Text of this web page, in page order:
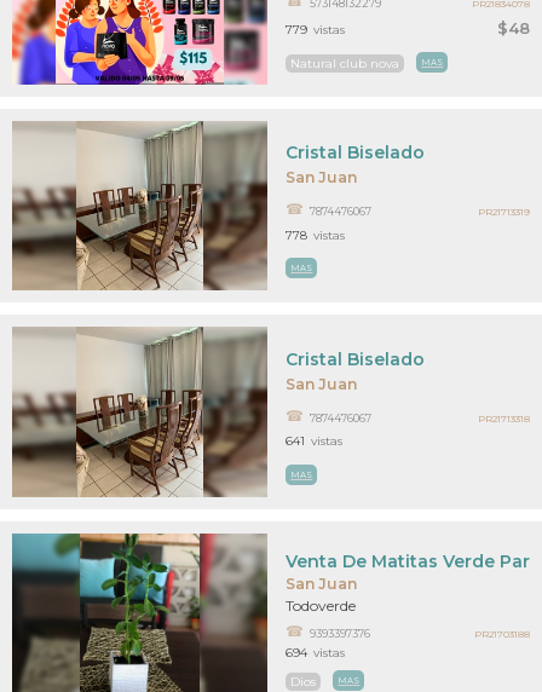
$48
573148132279
Natural club nova MAS
779 vistas
PR21834078
San Juan
Cristal Biselado
7874476067
MAS
778 vistas
PR21713319
San Juan
Cristal Biselado
7874476067
MAS
641 vistas
PR21713318
San Juan
Venta De Matitas Verde
Todoverde
9393397376
Dios MAS
694 vistas
PR21703188